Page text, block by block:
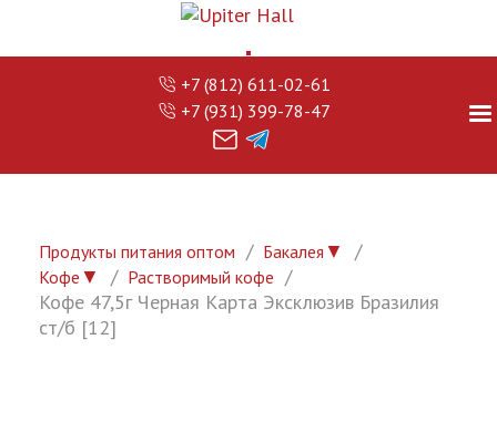
+7 (812) 611-02-61
+7 (931) 399-78-47
Продукты питания оптом Бакалея ▼
Кофе ▼ Растворимый кофе
Кофе 47,5г Черная Карта Эксклюзив Бразилия
ст/б [12]